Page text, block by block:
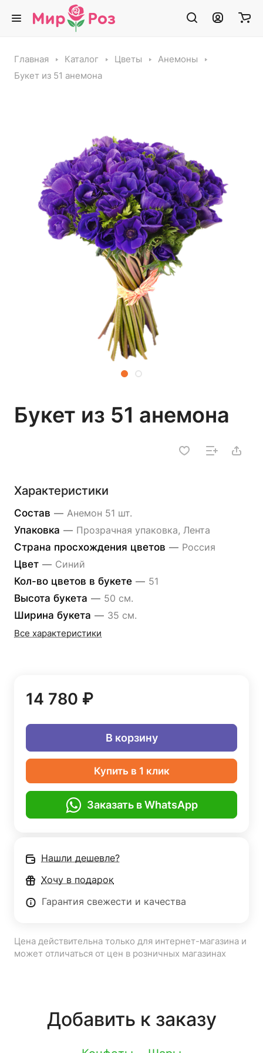
Главная Каталог Цветы
Анемоны
Букет из 51 анемона
Букет из 51 анемона
Характеристики
Состав — Анемон 51 шт.
Упаковка — Прозрачная упаковка, Лента
Страна просхождения цветов — Россия
Цвет — Синий
Кол-во цветов в букете — 51
Высота букета — 50 см.
Ширина букета — 35 см.
Все характеристики
14 780 ₽
В корзину
Купить в 1 клик
Заказать в WhatsApp
Нашли дешевле?
Хочу в подарок
Гарантия свежести и качества
Цена действительна только для интернет-магазина и
может отличаться от цен в розничных магазинах
Добавить к заказу